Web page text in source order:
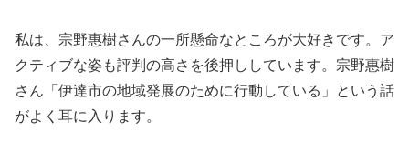
私は、宗野惠樹さんの一所懸命なところが大好きです。ア
クティブな姿も評判の高さを後押ししています。宗野惠樹
さん「伊達市の地域発展のために行動している」という話
がよく耳に入ります。